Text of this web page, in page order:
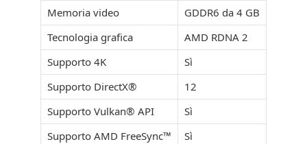
Memoria video
GDDR6 da 4 GB
Tecnologia grafica
AMD RDNA 2
Supporto 4K
Sì
Supporto DirectX®
12
Supporto Vulkan® API
Sì
Supporto AMD FreeSync™
Sì